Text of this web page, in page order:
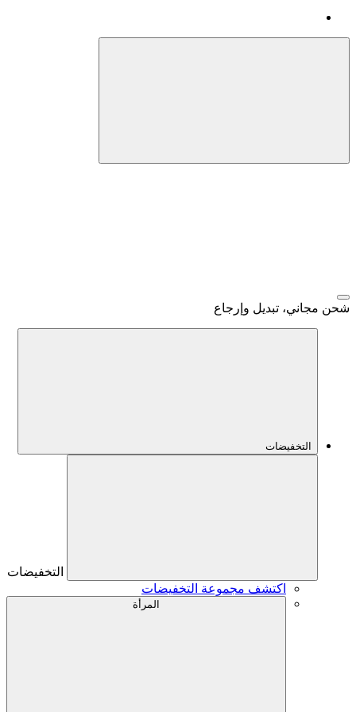
شحن مجاني، تبديل وإرجاع
التخفيضات
التخفيضات
اكتشف مجموعة التخفيضات
المرأة